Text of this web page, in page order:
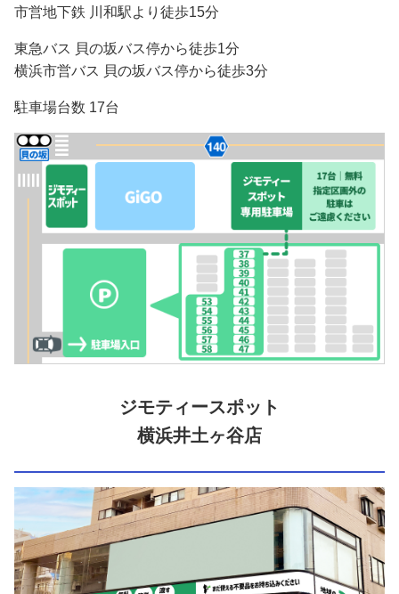
市営地下鉄 川和駅より徒歩15分
東急バス 貝の坂バス停から徒歩1分
横浜市営バス 貝の坂バス停から徒歩3分
駐車場台数 17台
ジモティースポット
横浜井土ヶ谷店